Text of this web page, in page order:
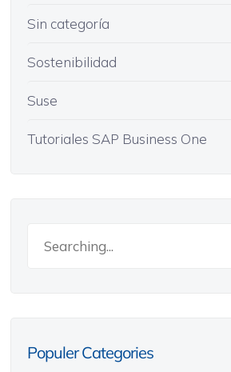
Sin categoría
Sostenibilidad
Suse
Tutoriales SAP Business One
Populer Categories